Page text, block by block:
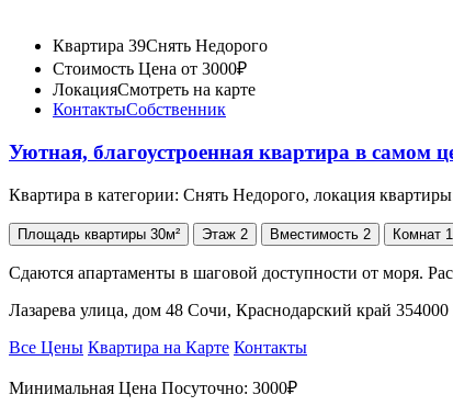
Квартира 39Снять Недорого
Стоимость Цена от 3000₽
ЛокацияСмотреть на карте
КонтактыСобственник
Уютная, благоустроенная квартира в самом
Квартира в категории: Снять Недорого, локация
Площадь квартиры 30м² Этаж 2 Вместимость 2 Комнат
Сдаются апартаменты в шаговой доступности от моря.
Лазарева улица, дом 48 Сочи, Краснодарский край
Все Цены Квартира на Карте Контакты
Минимальная Цена Посуточно: 3000₽